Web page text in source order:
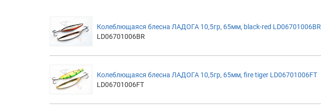
Колеблющаяся блесна ЛАДОГА 10,5гр, 65мм, black-red LD06701006BR
LD06701006BR
Колеблющаяся блесна ЛАДОГА 10,5гр, 65мм, fire tiger LD06701006FT
LD06701006FT